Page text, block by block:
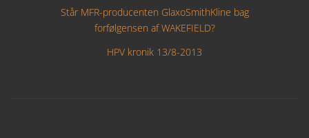
Står MFR-producenten GlaxoSmithKline bag
forfølgensen af WAKEFIELD?
HPV kronik 13/8-2013